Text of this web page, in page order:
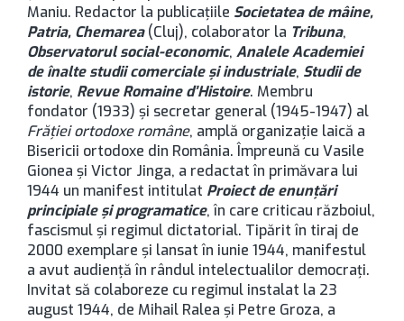
Maniu. Redactor la publicațiile Societatea de mâine,
Patria, Chemarea(Cluj), colaborator la Tribuna,
Observatorul social-economic, Analele Academiei
de înalte studii comerciale și industriale, Studii de
istorie, Revue Romaine d’Histoire. Membru
fondator (1933) și secretar general (1945-1947) al
Frăției ortodoxe române, amplă organizație laică a
Bisericii ortodoxe din România. Împreună cu Vasile
Gionea și Victor Jinga, a redactat în primăvara lui
1944 un manifest intitulat Proiect de enunțări
principiale și programatice, în care criticau războiul,
fascismul și regimul dictatorial. Tipărit în tiraj de
2000 exemplare și lansat în iunie 1944, manifestul
a avut audiență în rândul intelectualilor democrați.
Invitat să colaboreze cu regimul instalat la 23
august 1944, de Mihail Ralea și Petre Groza, a